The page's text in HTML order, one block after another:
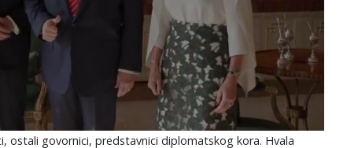
govornici, predstavnici diplomatskog kora. Hvala